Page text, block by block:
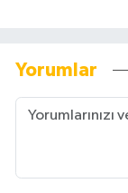
Yorumlar